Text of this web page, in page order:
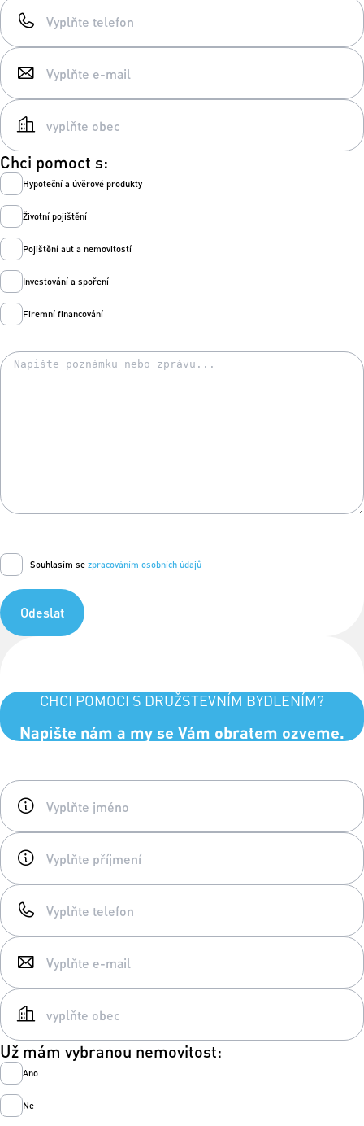
Chci pomoct s:
Hypoteční a úvěrové produkty
Životní pojištění
Pojištění aut a nemovitostí
Investování a spoření
Firemní financování
Souhlasím se zpracováním osobních údajů
Odeslat
CHCI POMOCI S DRUŽSTEVNÍM BYDLENÍM?
Napište nám a my se Vám obratem ozveme.
Už mám vybranou nemovitost:
Ano
Ne